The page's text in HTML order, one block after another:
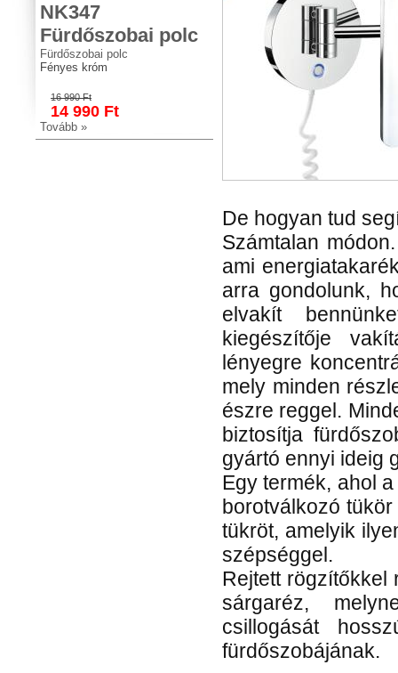
NK347
Fürdőszobai polc
Fürdőszobai polc
Fényes króm
16 990 Ft
14 990 Ft
Tovább »
De hogyan tud
Számtalan
ami
arra gondolunk,
elvakít
kiegészítője
lényegre
mely minden
észre reggel.
biztosítja
gyártó ennyi ideig
Egy termék, ahol
borotválkozó
tükröt, amelyik
szépséggel.
Rejtett rögzítőkkel
sárgaréz,
csillogását
fürdőszobájának.